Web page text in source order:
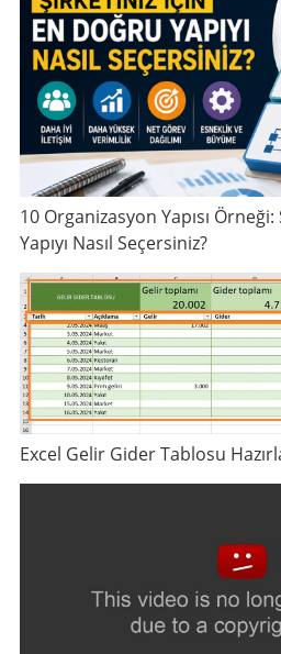
10 Organizasyon Yapısı
Yapıyı Nasıl Seçersiniz?
Excel Gelir Gider Tablosu